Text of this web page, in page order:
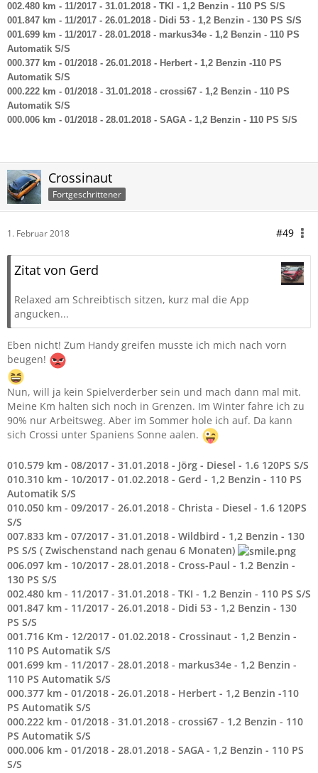
002.480 km - 11/2017 - 31.01.2018 - TKI - 1,2 Benzin - 110 PS S/S
001.847 km - 11/2017 - 26.01.2018 - Didi 53 - 1,2 Benzin - 130 PS S/S
001.699 km - 11/2017 - 28.01.2018 - markus34e - 1,2 Benzin - 110 PS
Automatik S/S
000.377 km - 01/2018 - 26.01.2018 - Herbert - 1,2 Benzin -110 PS
Automatik S/S
000.222 km - 01/2018 - 31.01.2018 - crossi67 - 1,2 Benzin - 110 PS
Automatik S/S
000.006 km - 01/2018 - 28.01.2018 - SAGA - 1,2 Benzin - 110 PS S/S
Crossinaut
Fortgeschrittener
1. Februar 2018 #49
Zitat von Gerd
Relaxed am Schreibtisch sitzen, kurz mal die App
angucken...
Eben nicht! Zum Handy greifen musste ich mich nach vorn
beugen!
Nun, will ja kein Spielverderber sein und mach dann mal mit.
Meine Km halten sich noch in Grenzen. Im Winter fahre ich zu
90% nur Arbeitsweg. Aber im Sommer hole ich auf. Da kann
sich Crossi unter Spaniens Sonne aalen.
010.579 km - 08/2017 - 31.01.2018 - Jörg - Diesel - 1.6 120PS S/S
010.310 km - 10/2017 - 01.02.2018 - Gerd - 1,2 Benzin - 110 PS
Automatik S/S
010.050 km - 09/2017 - 26.01.2018 - Christa - Diesel - 1.6 120PS
S/S
007.833 km - 07/2017 - 31.01.2018 - Wildbird - 1,2 Benzin - 130
PS S/S ( Zwischenstand nach genau 6 Monaten)
006.097 km - 10/2017 - 28.01.2018 - Cross-Paul - 1.2 Benzin -
130 PS S/S
002.480 km - 11/2017 - 31.01.2018 - TKI - 1,2 Benzin - 110 PS S/S
001.847 km - 11/2017 - 26.01.2018 - Didi 53 - 1,2 Benzin - 130
PS S/S
001.716 Km - 12/2017 - 01.02.2018 - Crossinaut - 1,2 Benzin -
110 PS Automatik S/S
001.699 km - 11/2017 - 28.01.2018 - markus34e - 1,2 Benzin -
110 PS Automatik S/S
000.377 km - 01/2018 - 26.01.2018 - Herbert - 1,2 Benzin -110
PS Automatik S/S
000.222 km - 01/2018 - 31.01.2018 - crossi67 - 1,2 Benzin - 110
PS Automatik S/S
000.006 km - 01/2018 - 28.01.2018 - SAGA - 1,2 Benzin - 110 PS
S/S